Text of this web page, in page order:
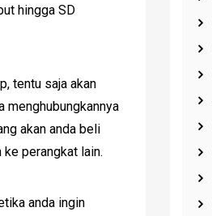
hingga SD
tentu saja akan
menghubungkannya
akan anda beli
perangkat lain.
anda ingin